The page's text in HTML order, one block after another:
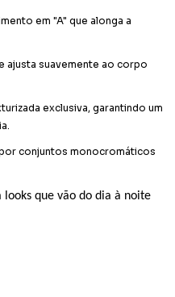
em "A" que alonga a
ajusta suavemente ao corpo
exclusiva, garantindo um
conjuntos monocromáticos
looks que vão do dia à noite